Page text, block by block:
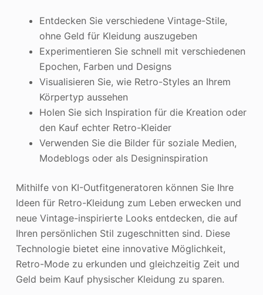
Entdecken Sie verschiedene Vintage-Stile,
ohne Geld für Kleidung auszugeben
Experimentieren Sie schnell mit verschiedenen
Epochen, Farben und Designs
Visualisieren Sie, wie Retro-Styles an Ihrem
Körpertyp aussehen
Holen Sie sich Inspiration für die Kreation oder
den Kauf echter Retro-Kleider
Verwenden Sie die Bilder für soziale Medien,
Modeblogs oder als Designinspiration
Mithilfe von KI-Outfitgeneratoren können Sie Ihre
Ideen für Retro-Kleidung zum Leben erwecken und
neue Vintage-inspirierte Looks entdecken, die auf
Ihren persönlichen Stil zugeschnitten sind. Diese
Technologie bietet eine innovative Möglichkeit,
Retro-Mode zu erkunden und gleichzeitig Zeit und
Geld beim Kauf physischer Kleidung zu sparen.